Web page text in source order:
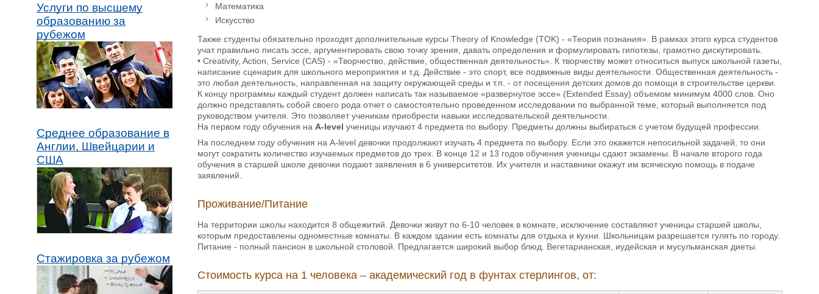
Услуги по высшему
образованию за
рубежом
Среднее образование в
Англии, Швейцарии и
США
Стажировка за рубежом
Математика
Искусство
Также студенты обязательно проходят дополнительные курсы Theory of Knowledge (TOK) - «Теория познания». В рамках этого курса студентов
учат правильно писать эссе, аргументировать свою точку зрения, давать определения и формулировать гипотезы, грамотно дискутировать.
• Creativity, Action, Service (CAS) - «Творчество, действие, общественная деятельность». К творчеству может относиться выпуск школьной газеты,
написание сценария для школьного мероприятия и т.д. Действие - это спорт, все подвижные виды деятельности. Общественная деятельность -
это любая деятельность, направленная на защиту окружающей среды и т.п. - от посещения детских домов до помощи в строительстве церкви.
К концу программы каждый студент должен написать так называемое «развернутое эссе» (Extended Essay) объемом минимум 4000 слов. Оно
должно представлять собой своего рода отчет о самостоятельно проведенном исследовании по выбранной теме, который выполняется под
руководством учителя. Это позволяет ученикам приобрести навыки исследовательской деятельности.
На первом году обучения на A-level ученицы изучают 4 предмета по выбору. Предметы должны выбираться с учетом будущей профессии.
На последнем году обучения на A-level девочки продолжают изучать 4 предмета по выбору. Если это окажется непосильной задачей, то они
могут сократить количество изучаемых предметов до трех. В конце 12 и 13 годов обучения ученицы сдают экзамены. В начале второго года
обучения в старшей школе девочки подают заявления в 6 университетов. Их учителя и наставники окажут им всяческую помощь в подаче
заявлений.
Проживание/Питание
На территории школы находится 8 общежитий. Девочки живут по 6-10 человек в комнате, исключение составляют ученицы старшей школы,
которым предоставлены одноместные комнаты. В каждом здании есть комнаты для отдыха и кухни. Школьницам разрешается гулять по городу.
Питание - полный пансион в школьной столовой. Предлагается широкий выбор блюд. Вегетарианская, иудейская и мусульманская диеты.
Стоимость курса на 1 человека – академический год в фунтах стерлингов, от: